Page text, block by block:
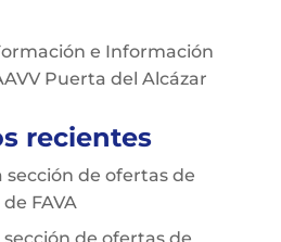
e Información
Puerta del Alcázar
recientes
sección de ofertas de
FAVA